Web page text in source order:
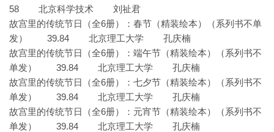
58 北京科学技术 刘祉君
故宫里的传统节日（全6册）：春节（精装绘本）（系列书不单
发）
39.84 北京理工大学 孔庆楠
故宫里的传统节日（全6册）：端午节（精装绘本）（系列书不
单发）
39.84 北京理工大学 孔庆楠
故宫里的传统节日（全6册）：七夕节（精装绘本）（系列书不
单发）
39.84 北京理工大学 孔庆楠
故宫里的传统节日（全6册）：元宵节（精装绘本）（系列书不
单发）
39.84 北京理工大学 孔庆楠